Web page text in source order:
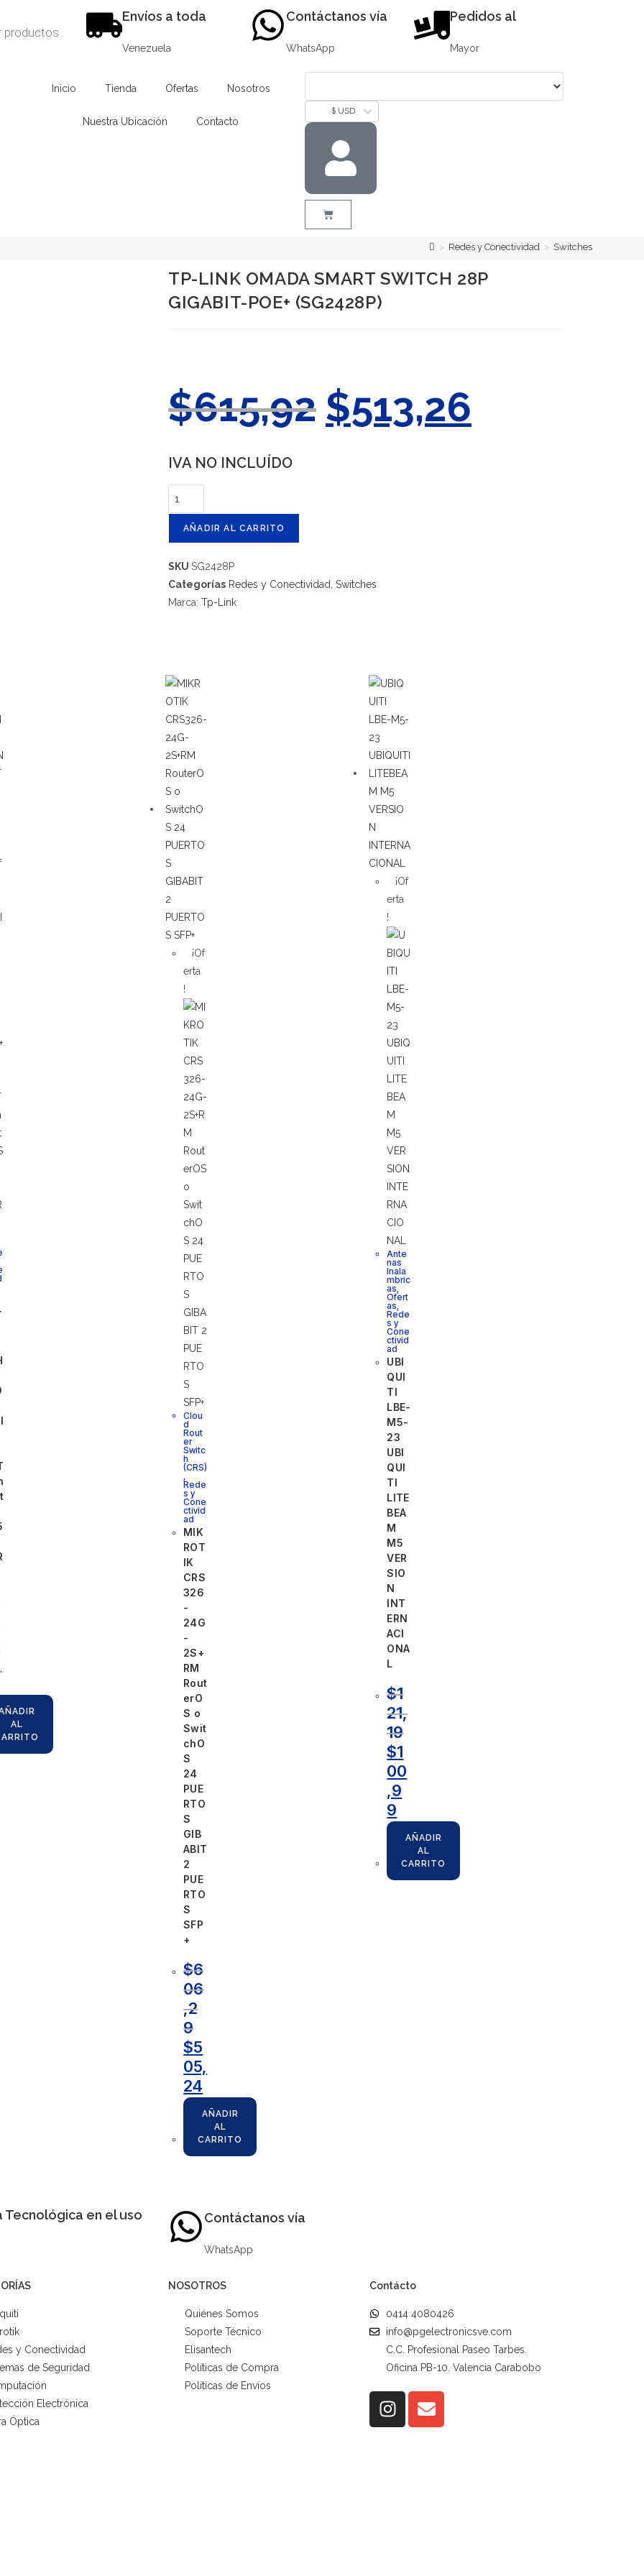
Envíos a toda
Venezuela
Contáctanos vía
WhatsApp
Pedidos al
Mayor
Inicio Tienda Ofertas Nosotros
Nuestra Ubicación Contacto
$ USD
> Redes y Conectividad > Switches
TP-LINK OMADA SMART SWITCH 28P
GIGABIT-POE+ (SG2428P)
$615,92 $513,26
IVA NO INCLUÍDO
AÑADIR AL CARRITO
SKU SG2428P
Categorías Redes y Conectividad Switches
Marca: Tp-Link
AL
¡Of
erta
!
Clou
d
Rout
er
Switc
h
(CRS)
,
Rede
s y
Cone
ctivid
ad
MIK
ROT
IK
CRS
326
-
24G
-
2S+
RM
Rout
erO
S o
Swit
chO
S
24
PUE
RTO
S
GIB
ABIT
2
PUE
RTO
S
SFP
+
$6
06
,2
9
$5
05,
24
AÑADIR
AL
CARRITO
¡Of
erta
!
Ante
nas
Inala
mbric
as,
Ofert
as,
Rede
s y
Cone
ctivid
ad
UBI
QUI
TI
LBE-
M5-
23
UBI
QUI
TI
LITE
BEA
M
M5
VER
SIO
N
INT
ERN
ACI
ONA
L
$1
21,
19
$1
00
,9
9
AÑADIR
AL
CARRITO
Tecnológica en el uso
Contáctanos vía
WhatsApp
y Conectividad
de Seguridad
Electrónica
Óptica
NOSOTROS
Quiénes Somos
Soporte Técnico
Elisantech
Políticas de Compra
Políticas de Envíos
Contácto
0414 4080426
info@pgelectronicsve.com
C.C. Profesional Paseo Tarbes.
Oficina PB-10. Valencia Carabobo